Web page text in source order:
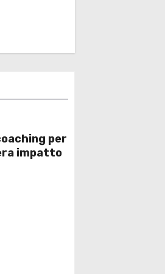
per
impatto